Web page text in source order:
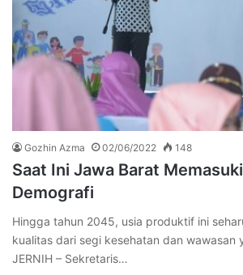
Gozhin Azma 02/06/2022 148
Saat Ini Jawa Barat
Demografi
Hingga tahun 2045, usia produktif ini
kualitas dari segi kesehatan dan wawasan
JERNIH – Sekretaris…